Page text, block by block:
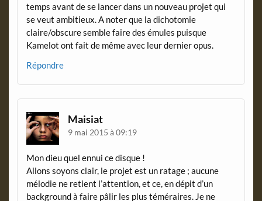
temps avant de se lancer dans un nouveau projet qui
se veut ambitieux. A noter que la dichotomie
claire/obscure semble faire des émules puisque
Kamelot ont fait de même avec leur dernier opus.
Répondre
Maisiat
9 mai 2015 à 09:19
Mon dieu quel ennui ce disque !
Allons soyons clair, le projet est un ratage ; aucune
mélodie ne retient l’attention, et ce, en dépit d’un
background à faire pâlir les plus téméraires. Je ne